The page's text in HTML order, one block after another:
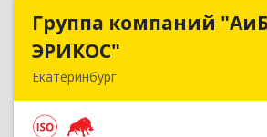
Группа компаний
ЭРИКОС"
Екатеринбург
Группа